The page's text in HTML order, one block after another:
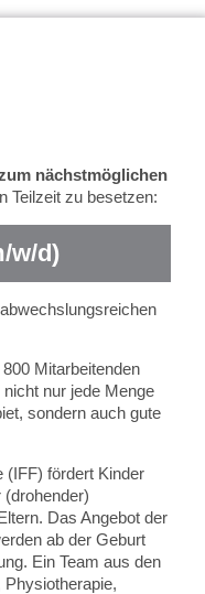
nächstmöglichen
Teilzeit zu besetzen:
w/d)
Mitarbeitenden
nur jede Menge
sondern auch gute
(IFF) fördert Kinder
(drohender)
Das Angebot der
ab der Geburt
Ein Team aus den
Physiotherapie,